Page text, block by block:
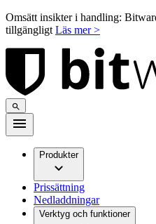
Omsätt insikter i handling:
tillgängligt Läs mer >
Produkter
Prissättning
Nedladdningar
Verktyg och funktioner